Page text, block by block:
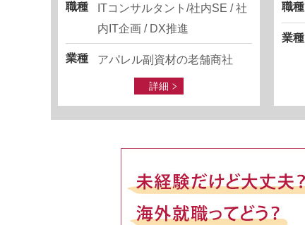
職種
ITコンサルタント/社内SE / 社
内IT企画 / DX推進
業種 アパレル副資材の老舗商社
詳細
職種
業種